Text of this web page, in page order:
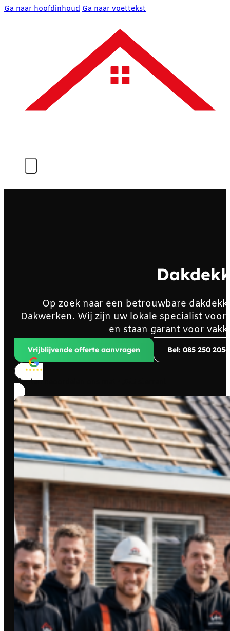
Ga naar hoofdinhoud Ga naar voettekst
Op zoek naar een betrouwbare
Dakwerken. Wij zijn uw lokale specialist
en staan garant voor
Vrijblijvende offerte aanvragen Bel: 085 250 2056
Klanten beoordelen ons met